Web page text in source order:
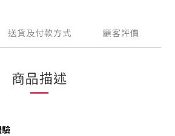
送貨及付款方式 顧客評價
商品描述